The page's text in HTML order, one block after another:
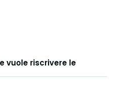
vuole riscrivere le